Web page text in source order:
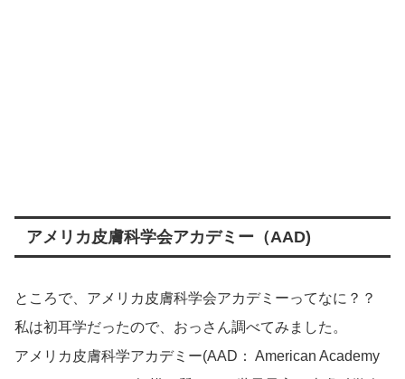
アメリカ皮膚科学会アカデミー（AAD)
ところで、アメリカ皮膚科学会アカデミーってなに？？
私は初耳学だったので、おっさん調べてみました。
アメリカ皮膚科学アカデミー(AAD： American Academy